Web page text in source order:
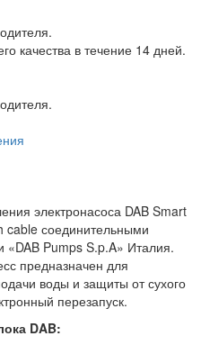
качества в течение 14 дней.
электронасоса DAB Smart
cable соединительными
«DAB Pumps S.p.A» Италия.
предназначен для
воды и защиты от сухого
перезапуск.
DAB: